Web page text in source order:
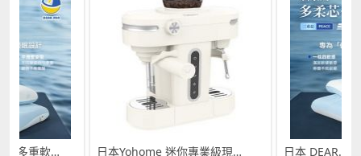
日本Yohome 迷你專業級現磨鮮萃奶泡3合1半自動家庭意式咖啡機 (需訂貨) 日本 DEAR.MIN 雲感多重軟芯柔托緩壓Peace柔眠枕 (需訂貨)